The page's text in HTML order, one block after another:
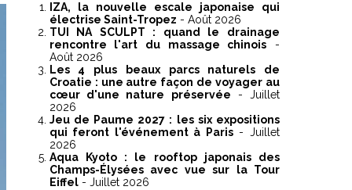
IZA, la nouvelle escale japonaise qui
électrise Saint-Tropez - Août 2026
TUI NA SCULPT : quand le drainage
rencontre l'art du massage chinois -
Août 2026
Les 4 plus beaux parcs naturels de
Croatie : une autre façon de voyager au
cœur d'une nature préservée - Juillet
2026
Jeu de Paume 2027 : les six expositions
qui feront l'événement à Paris- Juillet
2026
Aqua Kyoto : le rooftop japonais des
Champs-Élysées avec vue sur la Tour
Eiffel- Juillet 2026